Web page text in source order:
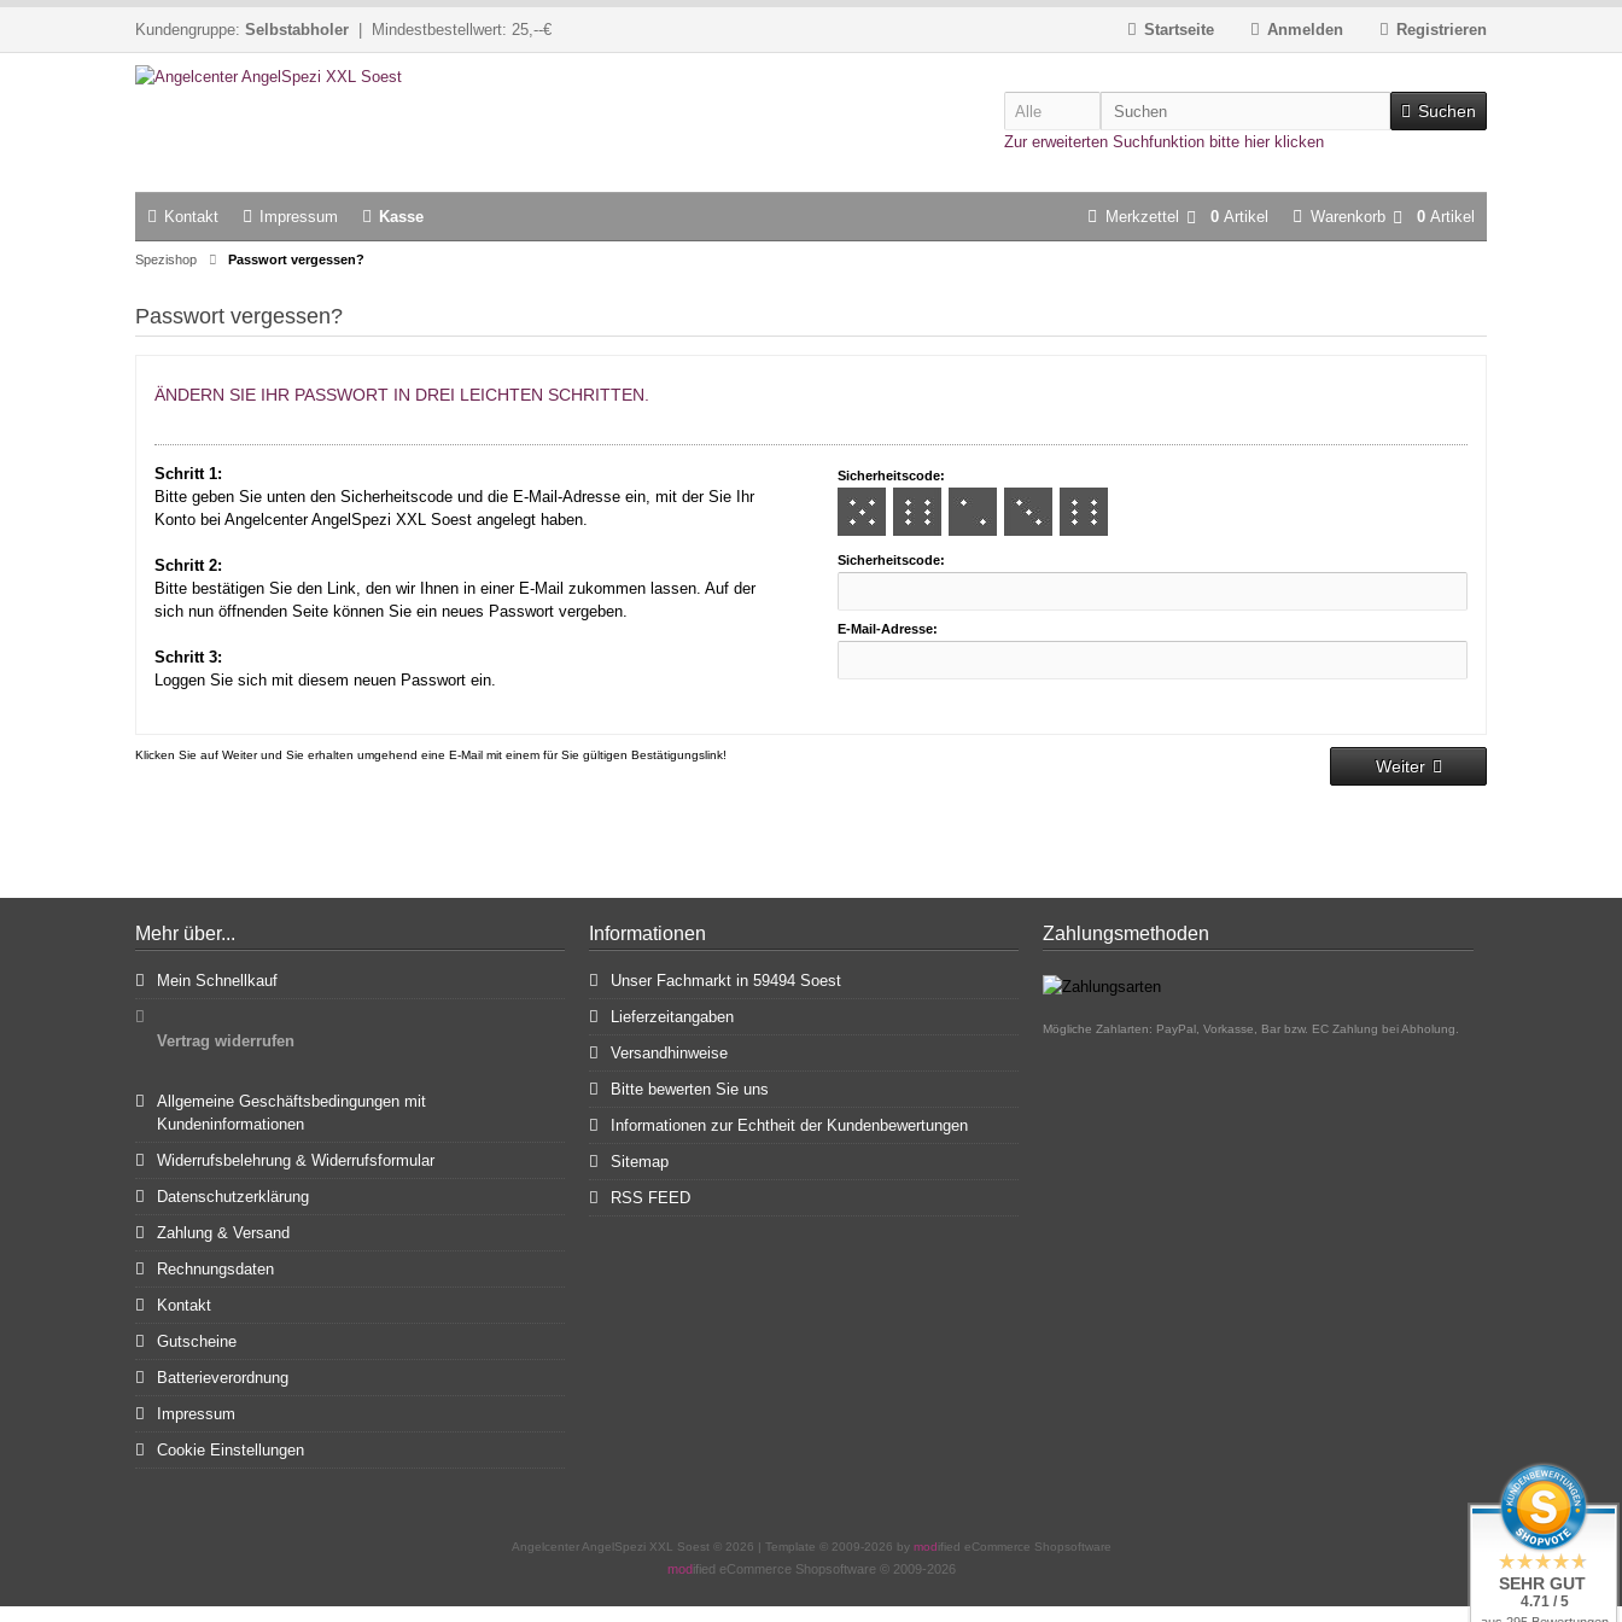
Kundengruppe: Selbstabholer | Mindestbestellwert: 25,--€ Registrieren
Anmelden
Startseite
Suchen
Zur erweiterten Suchfunktion bitte hier klicken
Kontakt Impressum Kasse Warenkorb 0 Artikel
Merkzettel 0 Artikel
Spezishop Passwort vergessen?
Passwort vergessen?
ÄNDERN SIE IHR PASSWORT IN DREI LEICHTEN SCHRITTEN.
Schritt 1:
Bitte geben Sie unten den Sicherheitscode und die E-Mail-Adresse ein, mit der Sie Ihr
Konto bei Angelcenter AngelSpezi XXL Soest angelegt haben.
Schritt 2:
Bitte bestätigen Sie den Link, den wir Ihnen in einer E-Mail zukommen lassen. Auf der
sich nun öffnenden Seite können Sie ein neues Passwort vergeben.
Schritt 3:
Loggen Sie sich mit diesem neuen Passwort ein.
Sicherheitscode:
Sicherheitscode:
E-Mail-Adresse:
Klicken Sie auf Weiter und Sie erhalten umgehend eine E-Mail mit einem für Sie gültigen Bestätigungslink!
Weiter
Mehr über...
Mein Schnellkauf
Vertrag widerrufen
Allgemeine Geschäftsbedingungen mit
Kundeninformationen
Widerrufsbelehrung & Widerrufsformular
Datenschutzerklärung
Zahlung & Versand
Rechnungsdaten
Kontakt
Gutscheine
Batterieverordnung
Impressum
Cookie Einstellungen
Informationen
Unser Fachmarkt in 59494 Soest
Lieferzeitangaben
Versandhinweise
Bitte bewerten Sie uns
Informationen zur Echtheit der Kundenbewertungen
Sitemap
RSS FEED
Zahlungsmethoden
Mögliche Zahlarten: PayPal, Vorkasse, Bar bzw. EC Zahlung bei Abholung.
Angelcenter AngelSpezi XXL Soest © 2026 | Template © 2009-2026 by mod ified eCommerce Shopsoftware
modified eCommerce Shopsoftware © 2009-2026
SEHR GUT
4.71 / 5